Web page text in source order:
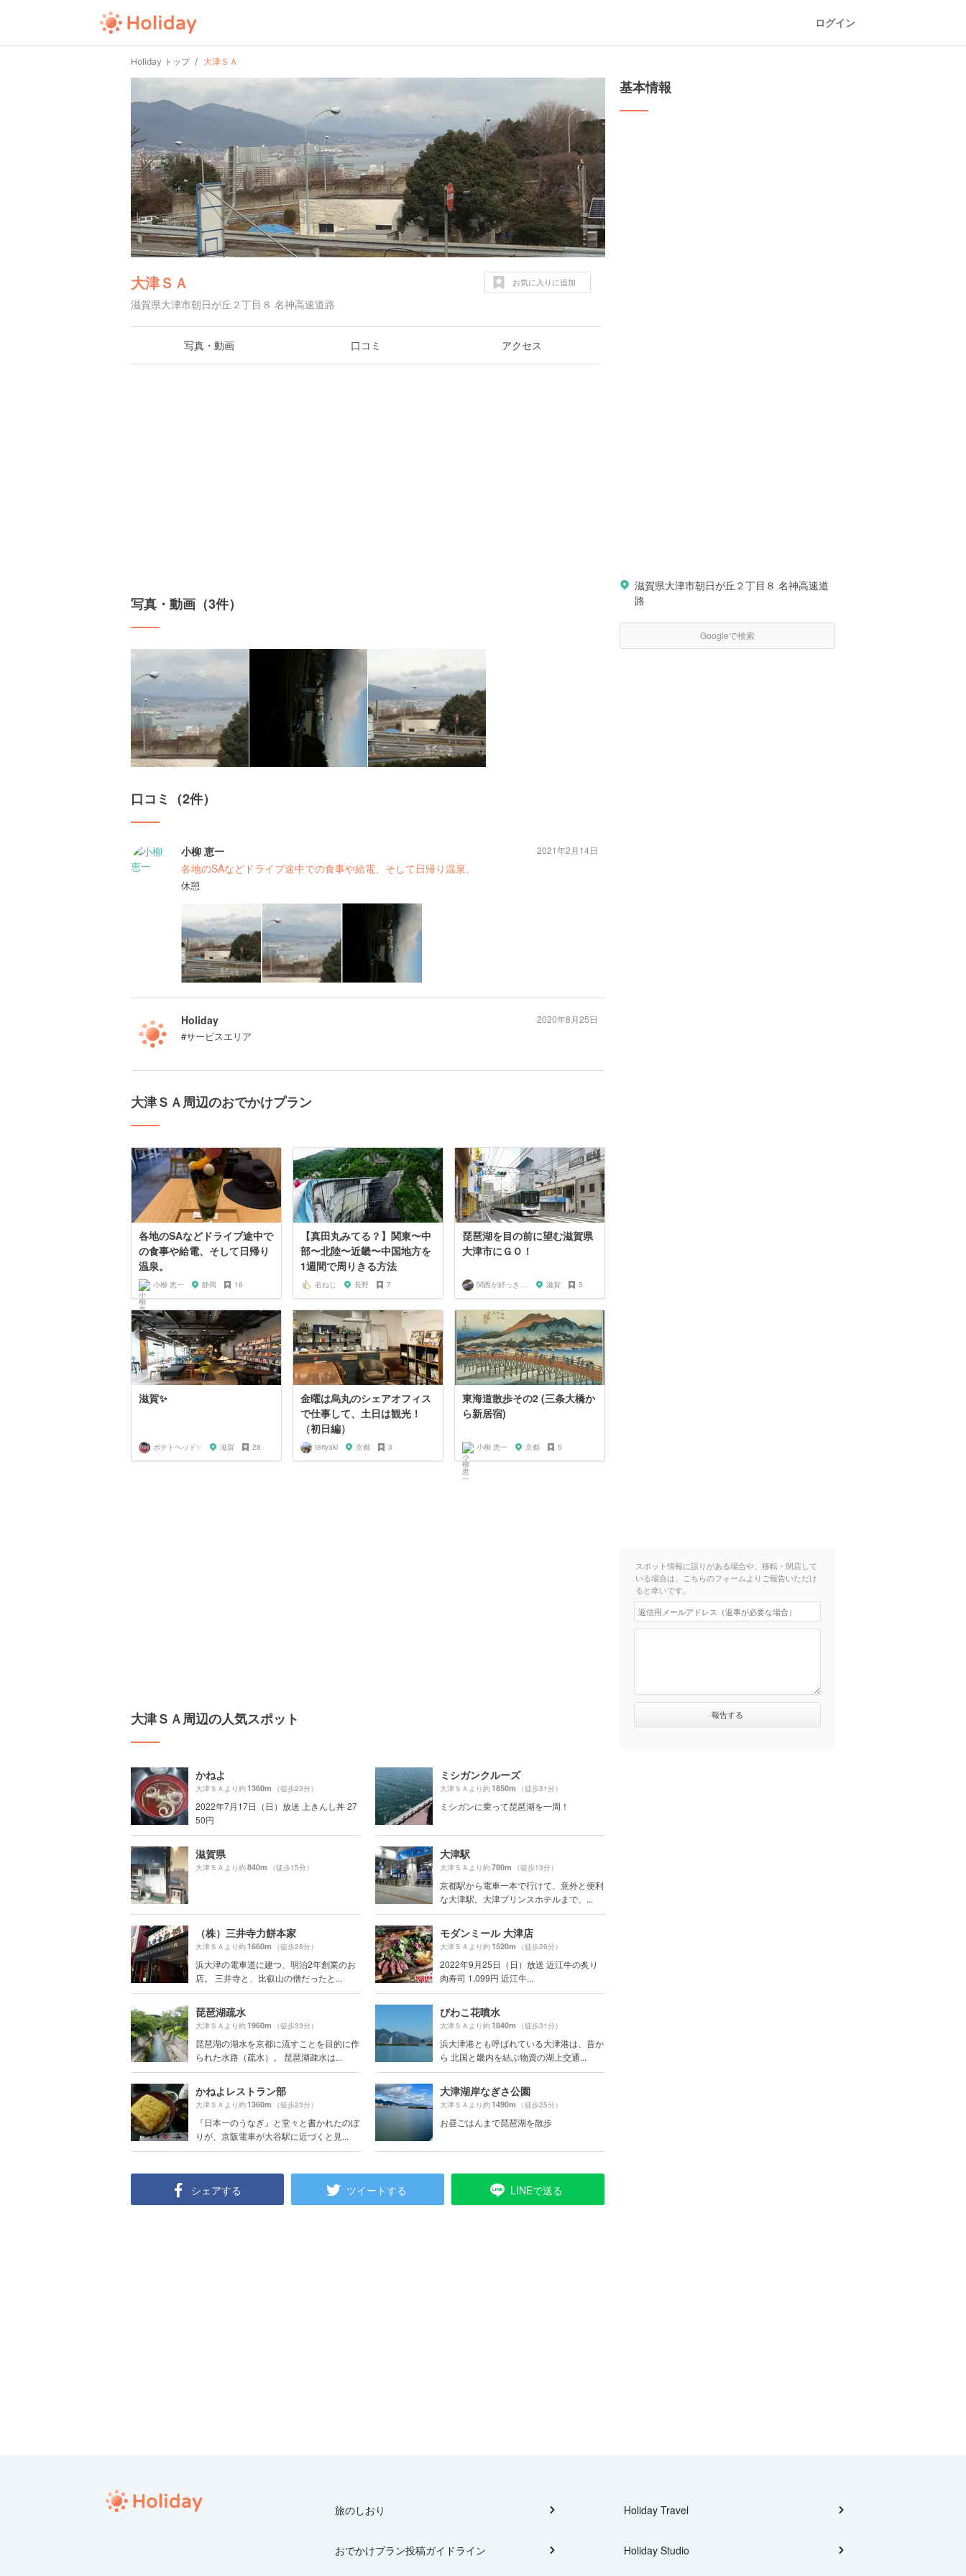
ログイン
Holiday トップ 大津ＳＡ
大津ＳＡ
滋賀県大津市朝日が丘２丁目８ 名神高速道路
お気に入りに追加
写真・動画 口コミ アクセス
写真・動画（3件）
口コミ（2件）
小柳 恵一
各地のSAなどドライブ途中での食事や給電、そして日帰り温泉。
休憩
2021年2月14日
Holiday
#サービスエリア
2020年8月25日
大津ＳＡ周辺のおでかけプラン
各地のSAなどドライブ途中で
の食事や給電、そして日帰り
温泉。
小柳 恵一 静岡 16
【真田丸みてる？】関東〜中
部〜北陸〜近畿〜中国地方を
1週間で周りきる方法
右ねじ 長野 7
琵琶湖を目の前に望む滋賀県
大津市にＧＯ！
関西が好っきゃねん 滋賀 5
滋賀✨
ポテトヘッド✨ 滋賀 28
金曜は烏丸のシェアオフィス
で仕事して、土日は観光！
（初日編）
teriyaki 京都 3
東海道散歩その2 (三条大橋か
ら新居宿)
小柳 恵一 京都 5
大津ＳＡ周辺の人気スポット
かねよ
大津ＳＡより約1360m （徒歩23分）
2022年7月17日（日）放送 上きんし丼 27
50円
ミシガンクルーズ
大津ＳＡより約1850m （徒歩31分）
ミシガンに乗って琵琶湖を一周！
滋賀県
大津ＳＡより約840m （徒歩15分）
大津駅
大津ＳＡより約780m （徒歩13分）
京都駅から電車一本で行けて、意外と便利
な大津駅。大津プリンスホテルまで、...
（株）三井寺力餅本家
大津ＳＡより約1660m （徒歩28分）
浜大津の電車道に建つ、明治2年創業のお
店。 三井寺と、比叡山の僧だったと...
モダンミール 大津店
大津ＳＡより約1520m （徒歩26分）
2022年9月25日（日）放送 近江牛の炙り
肉寿司 1,099円 近江牛...
琵琶湖疏水
大津ＳＡより約1960m （徒歩33分）
琵琶湖の湖水を京都に流すことを目的に作
られた水路（疏水）。 琵琶湖疎水は...
びわこ花噴水
大津ＳＡより約1840m （徒歩31分）
浜大津港とも呼ばれている大津港は、昔か
ら 北国と畿内を結ぶ物資の湖上交通...
かねよレストラン部
大津ＳＡより約1360m （徒歩23分）
『日本一のうなぎ』と堂々と書かれたのぼ
りが、京阪電車が大谷駅に近づくと見...
大津湖岸なぎさ公園
大津ＳＡより約1490m （徒歩25分）
お昼ごはんまで琵琶湖を散歩
シェアする ツイートする LINEで送る
基本情報
滋賀県大津市朝日が丘２丁目８ 名神高速道
路
Googleで検索
スポット情報に誤りがある場合や、移転・閉店して
いる場合は、こちらのフォームよりご報告いただけ
ると幸いです。
旅のしおり
おでかけプラン投稿ガイドライン
Holiday Travel
Holiday Studio